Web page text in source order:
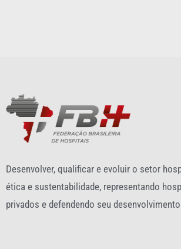
Desenvolver, qualificar e evoluir o setor
ética e sustentabilidade, representando
privados e defendendo seu